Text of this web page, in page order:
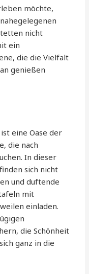
möchte,
nicht
ein
die die Vielfalt
genießen
eine Oase der
die nach
In dieser
sich nicht
und duftende
mit
einladen.
die Schönheit
ganz in die